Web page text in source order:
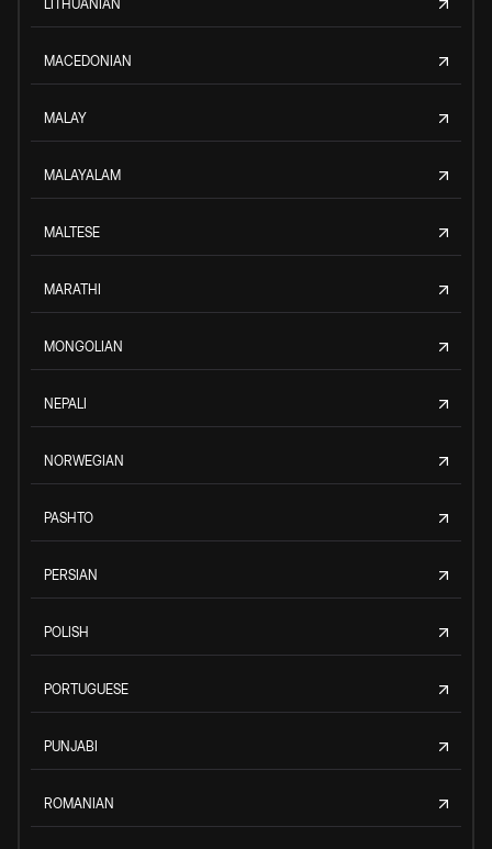
LITHUANIAN
MACEDONIAN
MALAY
MALAYALAM
MALTESE
MARATHI
MONGOLIAN
NEPALI
NORWEGIAN
PASHTO
PERSIAN
POLISH
PORTUGUESE
PUNJABI
ROMANIAN